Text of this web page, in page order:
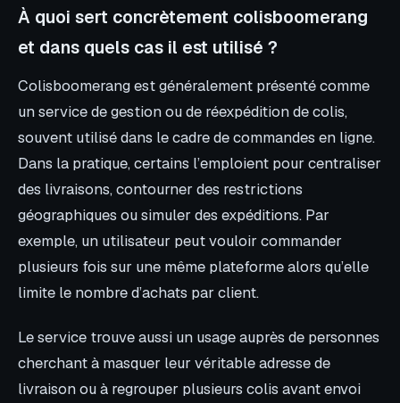
À quoi sert concrètement colisboomerang
et dans quels cas il est utilisé ?
Colisboomerang est généralement présenté comme
un service de gestion ou de réexpédition de colis,
souvent utilisé dans le cadre de commandes en ligne.
Dans la pratique, certains l’emploient pour centraliser
des livraisons, contourner des restrictions
géographiques ou simuler des expéditions. Par
exemple, un utilisateur peut vouloir commander
plusieurs fois sur une même plateforme alors qu’elle
limite le nombre d’achats par client.
Le service trouve aussi un usage auprès de personnes
cherchant à masquer leur véritable adresse de
livraison ou à regrouper plusieurs colis avant envoi